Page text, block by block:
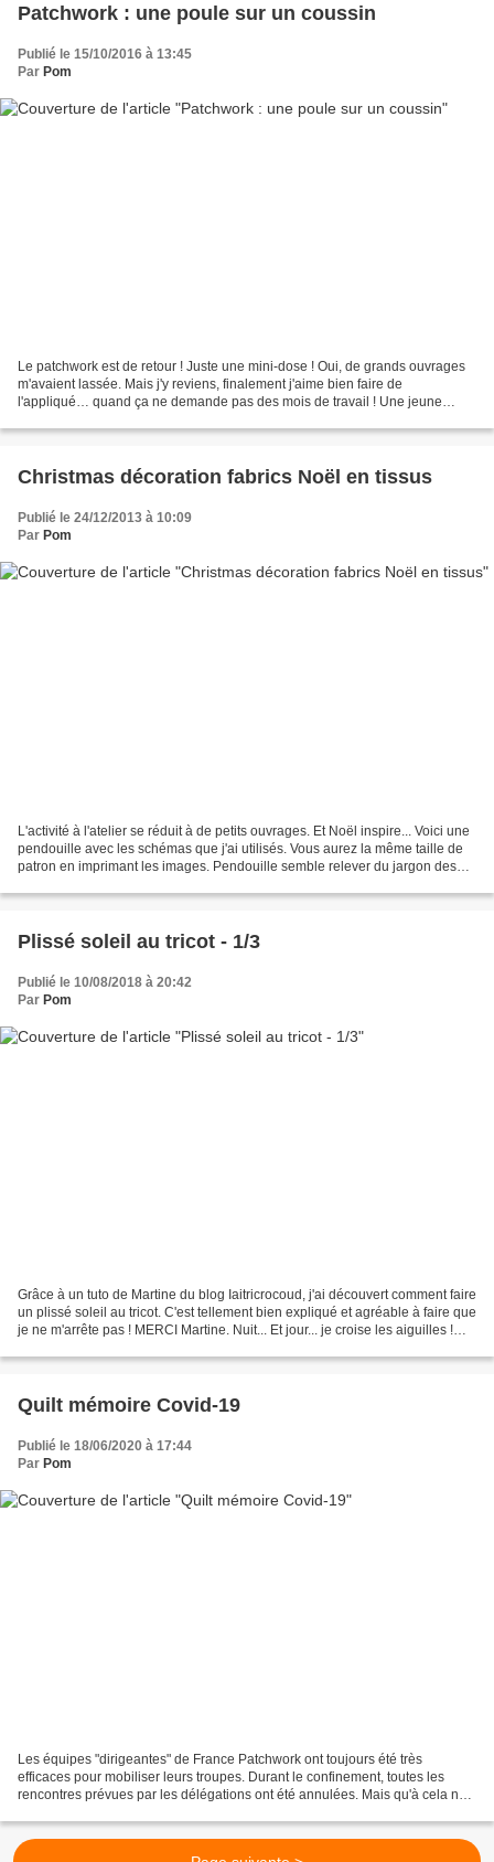
Patchwork : une poule sur un coussin
Publié le 15/10/2016 à 13:45
Par Pom
Le patchwork est de retour ! Juste une mini-dose ! Oui, de grands ouvrages
m'avaient lassée. Mais j'y reviens, finalement j'aime bien faire de
l'appliqué… quand ça ne demande pas des mois de travail ! Une jeune
Christmas décoration fabrics Noël en tissus
Publié le 24/12/2013 à 10:09
Par Pom
L'activité à l'atelier se réduit à de petits ouvrages. Et Noël inspire... Voici une
pendouille avec les schémas que j'ai utilisés. Vous aurez la même taille de
patron en imprimant les images. Pendouille semble relever du jargon des
Plissé soleil au tricot - 1/3
Publié le 10/08/2018 à 20:42
Par Pom
Grâce à un tuto de Martine du blog Iaitricrocoud, j'ai découvert comment faire
un plissé soleil au tricot. C'est tellement bien expliqué et agréable à faire que
je ne m'arrête pas ! MERCI Martine. Nuit... Et jour... je croise les aiguilles !
Quilt mémoire Covid-19
Publié le 18/06/2020 à 17:44
Par Pom
Les équipes "dirigeantes" de France Patchwork ont toujours été très
efficaces pour mobiliser leurs troupes. Durant le confinement, toutes les
rencontres prévues par les délégations ont été annulées. Mais qu'à cela ne